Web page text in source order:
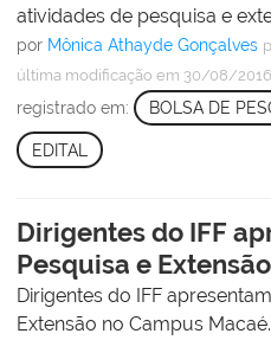
atividades de pesquisa e
por Mônica Athayde Gonçalves
última modificação em 30/08/
registrado em: BOLSA DE
EDITAL
Dirigentes do IFF
Pesquisa e
Dirigentes do IFF
Extensão no Campus Macaé.